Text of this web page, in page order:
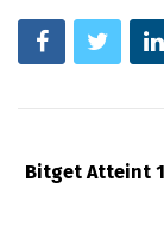
Bitget Atteint